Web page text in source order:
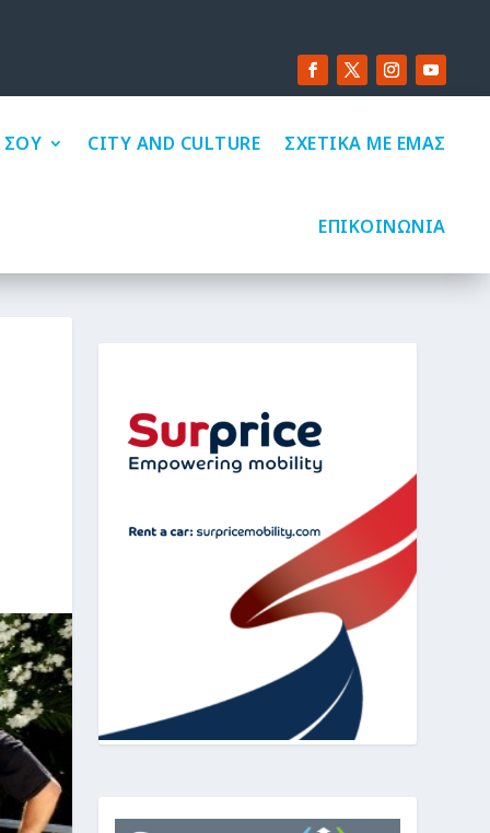
ΣΟΥ CITY AND CULTURE ΣΧΕΤΙΚΑ ΜΕ ΕΜΑΣ
ΕΠΙΚΟΙΝΩΝΙΑ